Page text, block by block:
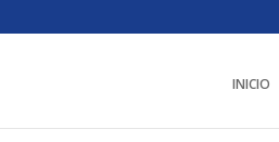
INICIO